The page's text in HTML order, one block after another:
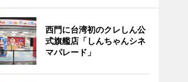
西門に台湾初のクレしん公
式旗艦店「しんちゃんシネ
マパレード」